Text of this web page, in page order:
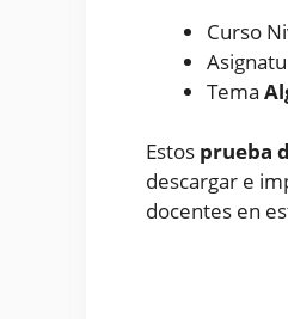
Curso
Tema
Estos prueba
descargar e
docentes en